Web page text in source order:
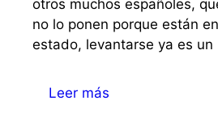
otros muchos españoles,
no lo ponen porque están
estado, levantarse ya es un
Leer más